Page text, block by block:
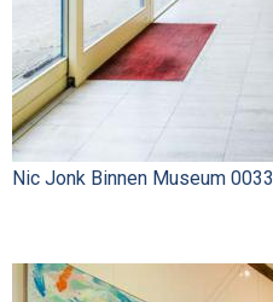
Nic Jonk Binnen Museum 0033